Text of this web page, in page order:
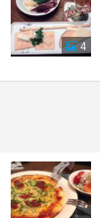
4